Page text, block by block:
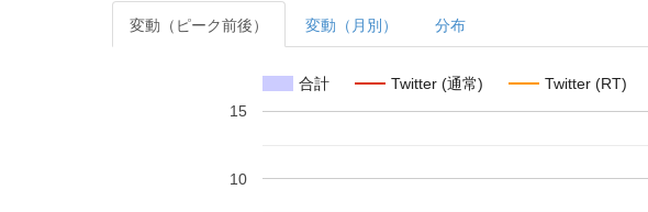
変動（ピーク前後） 変動（月別） 分布
合計 Twitter (通常) Twitter (RT)
10
15